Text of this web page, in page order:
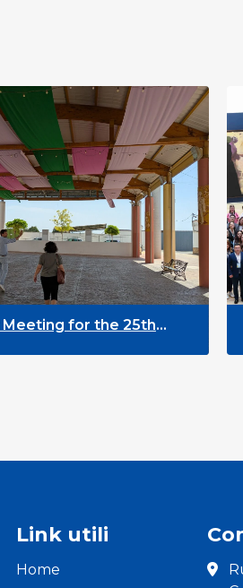
for the 25th
Link utili
Home